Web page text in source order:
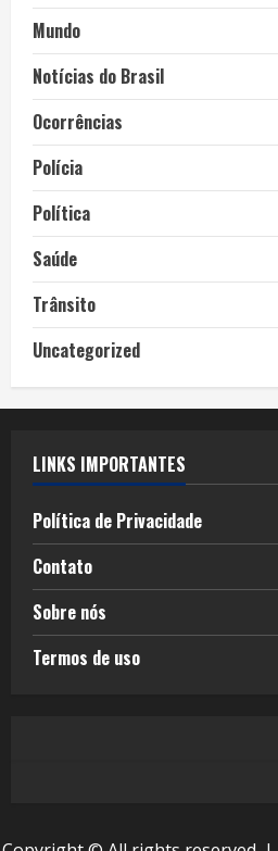
Mundo
Notícias do Brasil
Ocorrências
Polícia
Política
Saúde
Trânsito
Uncategorized
LINKS IMPORTANTES
Política de Privacidade
Contato
Sobre nós
Termos de uso